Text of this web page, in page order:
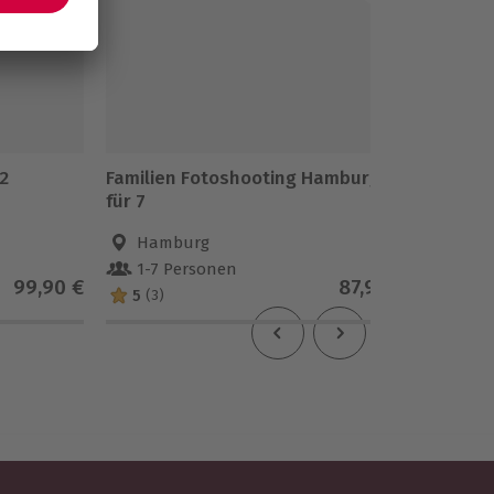
99,90 €
Familien Fotoshooting Hamburg
für 7
Hamburg
1-7 Personen
5 (3) 87,90 €